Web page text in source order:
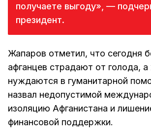
получаете выгоду», —
президент.
Жапаров отметил, что сегодня
афганцев страдают от голода,
нуждаются в гуманитарной
назвал недопустимой
изоляцию Афганистана и
финансовой поддержки.